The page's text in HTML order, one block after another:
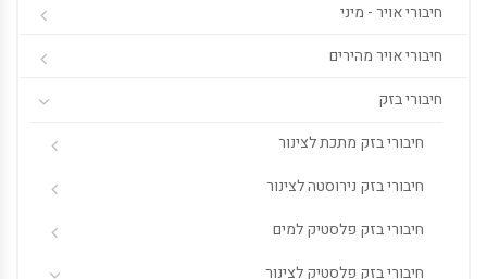
חיבורי אויר - מיני
חיבורי אויר מהירים
חיבורי בזק
חיבורי בזק מתכת לצינור
חיבורי בזק נירוסטה לצינור
חיבורי בזק פלסטיק למים
חיבורי בזק פלסטיק לצינור